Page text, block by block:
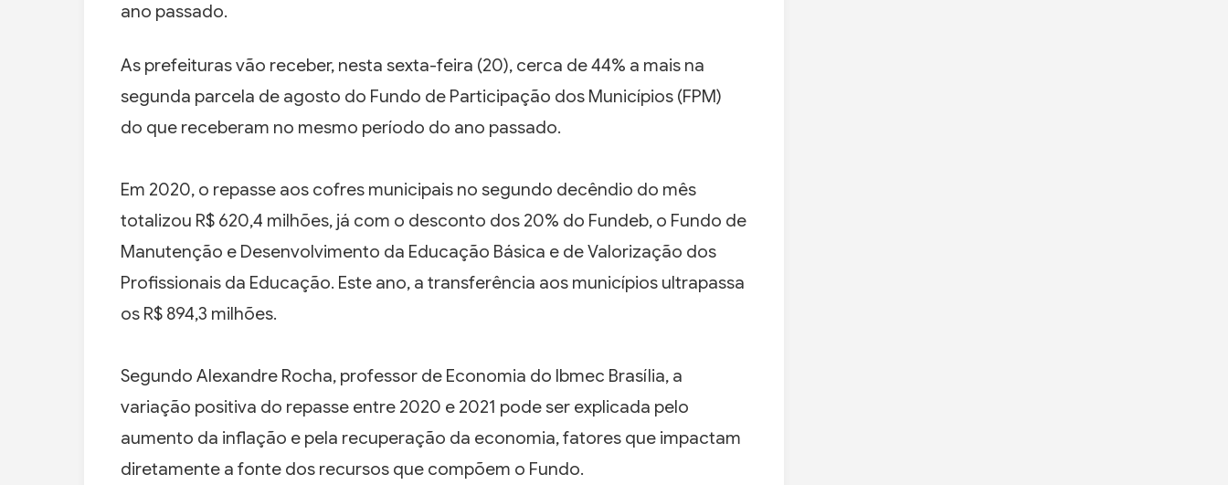
ano passado.
As prefeituras vão receber, nesta sexta-feira (20), cerca de 44% a mais na
segunda parcela de agosto do Fundo de Participação dos Municípios (FPM)
do que receberam no mesmo período do ano passado.
Em 2020, o repasse aos cofres municipais no segundo decêndio do mês
totalizou R$ 620,4 milhões, já com o desconto dos 20% do Fundeb, o Fundo de
Manutenção e Desenvolvimento da Educação Básica e de Valorização dos
Profissionais da Educação. Este ano, a transferência aos municípios ultrapassa
os R$ 894,3 milhões.
Segundo Alexandre Rocha, professor de Economia do Ibmec Brasília, a
variação positiva do repasse entre 2020 e 2021 pode ser explicada pelo
aumento da inflação e pela recuperação da economia, fatores que impactam
diretamente a fonte dos recursos que compõem o Fundo.